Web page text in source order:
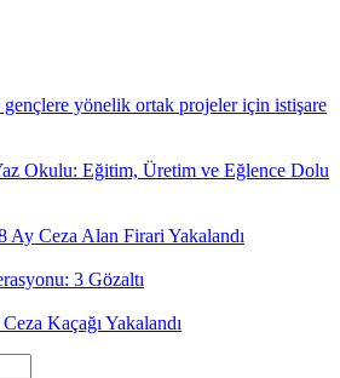
yönelik ortak projeler için istişare
Okulu: Eğitim, Üretim ve Eğlence Dolu
Ay Ceza Alan Firari Yakalandı
3 Gözaltı
Kaçağı Yakalandı